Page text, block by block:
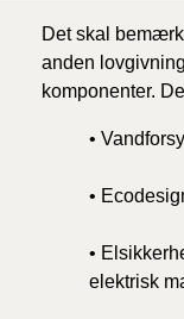
Det skal
anden
komponenter.
•
•
•
elektrisk